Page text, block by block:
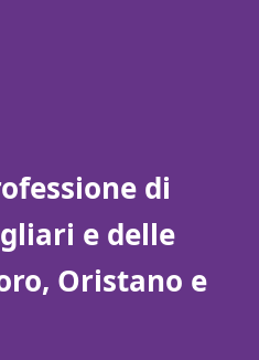
di
e delle
Oristano e